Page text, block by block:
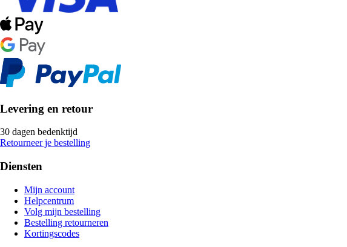
Levering en retour
30 dagen bedenktijd
Retourneer je bestelling
Diensten
Mijn account
Helpcentrum
Volg mijn bestelling
Bestelling retourneren
Kortingscodes